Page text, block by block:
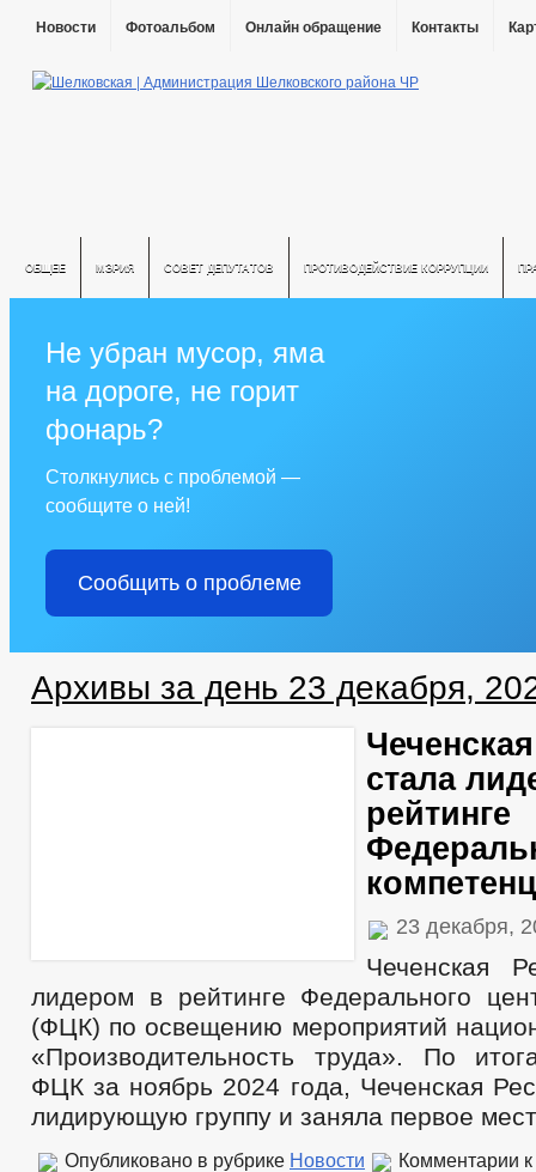
Новости Фотоальбом Онлайн обращение Контакты
ОБЩЕЕ МЭРИЯ СОВЕТ ДЕПУТАТОВ ПРОТИВОДЕЙСТВИЕ КОРРУПЦИИ
Не убран мусор, яма
на дороге, не горит
фонарь?
Столкнулись с проблемой —
сообщите о ней!
Сообщить о проблеме
Архивы за день 23 декабря,
стала
рейтинге
23 декабря,
Чеченская
лидером в рейтинге Федерального
(ФЦК) по освещению мероприятий
«Производительность труда». По
ФЦК за ноябрь 2024 года, Чеченская
лидирующую группу и заняла первое
Опубликовано в рубрике Новости Комментарии